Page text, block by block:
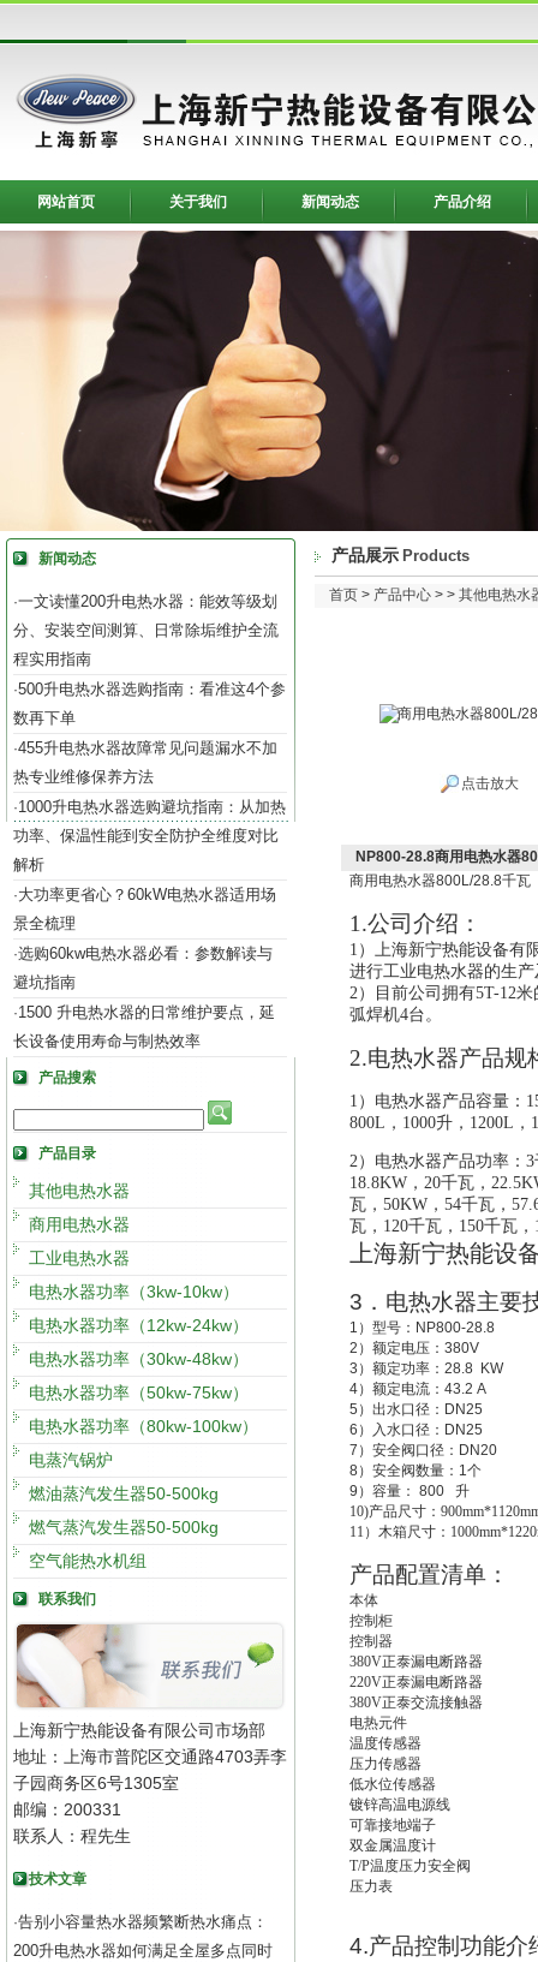
网站首页 关于我们 新闻动态 产品介绍
新闻动态
·一文读懂200升电热水器：能效等级划
分、安装空间测算、日常除垢维护全流
程实用指南
·500升电热水器选购指南：看准这4个参
数再下单
·455升电热水器故障常见问题漏水不加
热专业维修保养方法
·1000升电热水器选购避坑指南：从加热
功率、保温性能到安全防护全维度对比
解析
·大功率更省心？60kW电热水器适用场
景全梳理
·选购60kw电热水器必看：参数解读与
避坑指南
·1500 升电热水器的日常维护要点，延
长设备使用寿命与制热效率
产品搜索
产品目录
其他电热水器
商用电热水器
工业电热水器
电热水器功率（3kw-10kw）
电热水器功率（12kw-24kw）
电热水器功率（30kw-48kw）
电热水器功率（50kw-75kw）
电热水器功率（80kw-100kw）
电蒸汽锅炉
燃油蒸汽发生器50-500kg
燃气蒸汽发生器50-500kg
空气能热水机组
联系我们
上海新宁热能设备有限公司市场部
地址：上海市普陀区交通路4703弄李
子园商务区6号1305室
邮编：200331
联系人：程先生
技术文章
·告别小容量热水器频繁断热水痛点：
200升电热水器如何满足全屋多点同时
产品展示 Products
首页 > 产品中心 > > 其他电热水
点击放大
NP800-28.8商用电热水器
商用电热水器800L/28.8千瓦
1.公司介绍：
1） 上海新宁热能设备有
进行工业电热水器的生
2）目前公司拥有5T-12
弧焊机4台。
2.电热水器产品规
1）电热水器产品容量：
800L，1000升，1200L，
2）电热水器产品功率：
18.8KW，20千瓦，
瓦，50KW，54千瓦，
瓦 ， 120千瓦，150千瓦
上海新宁热能设
3 ．电热水器主要
1 ）型号： NP800-28.8
2 ）额定电压： 380V
3 ）额定功率： 28.8 KW
4）额定电流： 43.2 A
5 ）出水口径： DN25
6 ）入水口径： DN25
7 ）安全阀口径： DN20
8）安全阀数量： 1个
9 ）容量： 800 升
10)产品尺寸：
11 ）木箱尺寸：
产品配置清单：
本体
控制柜
控制器
380V正泰漏电断路器
220V正泰漏电断路器
380V正泰交流接触器
电热元件
温度传感器
压力传感器
低水位传感器
镀锌高温电源线
可靠接地端子
双金属温度计
T/P温度压力安全阀
压力表
4.产品控制功能介